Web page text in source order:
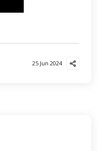
25 Jun 2024